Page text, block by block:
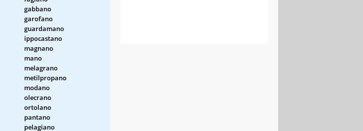
gabbano
garofano
guardamano
ippocastano
magnano
mano
melagrano
metilpropano
modano
olecrano
ortolano
pantano
pelagiano